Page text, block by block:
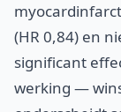
(HR 0,84) en
significant
werking —